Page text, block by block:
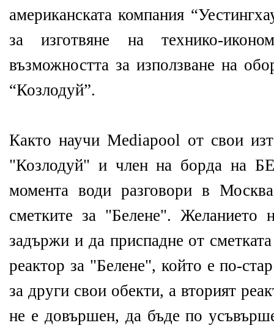
американската компания
за изготвяне на технико-
възможността за използване на
“Козлодуй”.
Както научи Mediapool от свои
"Козлодуй" и член на борда на
момента води разговори в
сметките за "Белене". Желанието
задържи и да приспадне от
реактор за "Белене", който е по-
за други свои обекти, а вторият
не е довършен, да бъде по